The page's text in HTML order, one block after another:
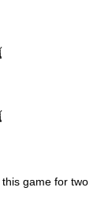
game for two